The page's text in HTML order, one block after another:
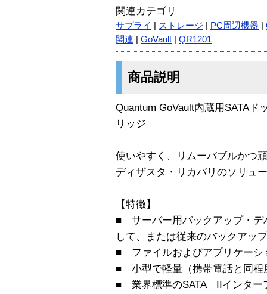
関連カテゴリ
サプライ ストレージ PC周辺機器
関連
GoVault QR1201
商品説明
Quantum GoVault内蔵用SATAド
リッジ
使いやすく、リムーバブルかつ
ディザスタ・リカバリのソリュ
【特徴】
■ サーバー用バックアップ・デ
して、または従来のバックアッ
■ ファイルおよびアプリケーシ
■ 小型で軽量（携帯電話と同程
■ 業界標準のSATA IIインター